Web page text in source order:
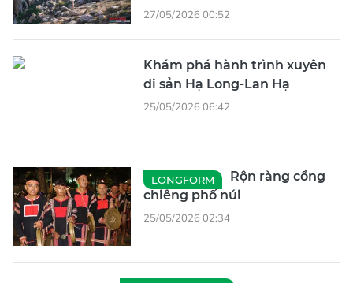
27/05/2026 00:52
Khám phá hành trình xuyên
di sản Hạ Long-Lan Hạ
25/05/2026 06:42
LONGFORM
Rộn ràng cồng
chiêng phố núi
25/05/2026 02:34